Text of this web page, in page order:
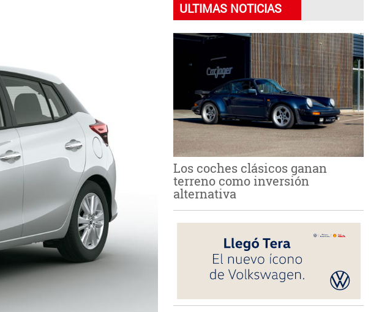
ULTIMAS NOTICIAS
Los coches clásicos ganan
terreno como inversión
alternativa